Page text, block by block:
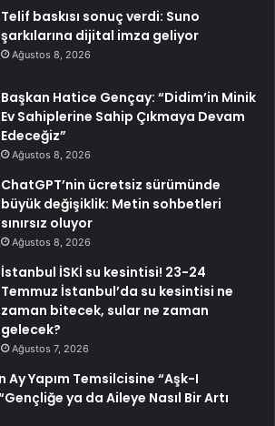
Telif baskısı sonuç verdi: Suno
şarkılarına dijital imza geliyor
Ağustos 8, 2026
Başkan Hatice Gençay: “Didim’in Minik
Ev Sahiplerine Sahip Çıkmaya Devam
Edeceğiz”
Ağustos 8, 2026
ChatGPT’nin ücretsiz sürümünde
büyük değişiklik: Metin sohbetleri
sınırsız oluyor
Ağustos 8, 2026
İstanbul İSKİ su kesintisi! 23-24
Temmuz İstanbul’da su kesintisi ne
zaman bitecek, sular ne zaman
gelecek?
Ağustos 7, 2026
Ay Yapım Temsilcisine “Aşk-I
ya da Aileye Nasıl Bir Artı